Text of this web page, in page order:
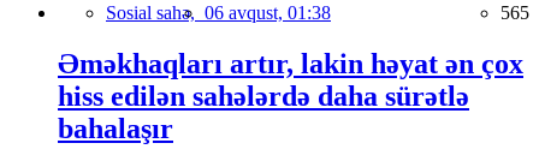
Sosial sahə, 06 avqust, 01:38 565
Əməkhaqları artır, lakin həyat ən çox
hiss edilən sahələrdə daha sürətlə
bahalaşır